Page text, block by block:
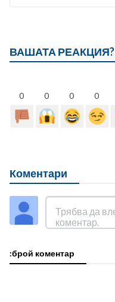
ВАШАТА РЕАКЦИЯ?
0 0 0 0
Коментари
:брой коментар